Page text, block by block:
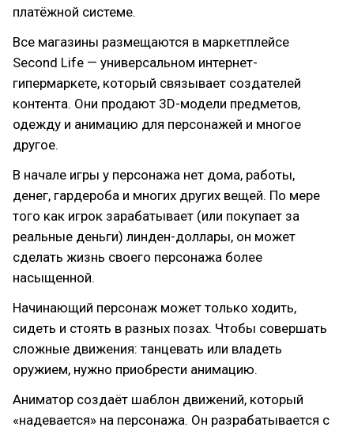
платёжной системе.
Все магазины размещаются в маркетплейсе
Second Life — универсальном интернет-
гипермаркете, который связывает создателей
контента. Они продают 3D-модели предметов,
одежду и анимацию для персонажей и многое
другое.
В начале игры у персонажа нет дома, работы,
денег, гардероба и многих других вещей. По мере
того как игрок зарабатывает (или покупает за
реальные деньги) линден-доллары, он может
сделать жизнь своего персонажа более
насыщенной.
Начинающий персонаж может только ходить,
сидеть и стоять в разных позах. Чтобы совершать
сложные движения: танцевать или владеть
оружием, нужно приобрести анимацию.
Аниматор создаёт шаблон движений, который
«надевается» на персонажа. Он разрабатывается с